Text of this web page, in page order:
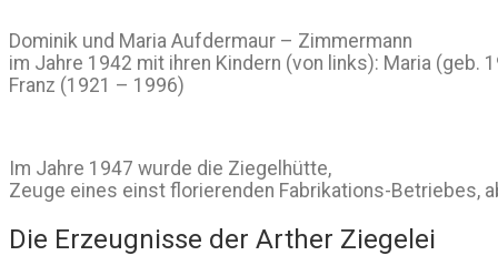
Dominik und Maria Aufdermaur – Zimmermann
im Jahre 1942 mit ihren Kindern (von links): Maria (geb.
Franz (1921 – 1996)
Im Jahre 1947 wurde die Ziegelhütte,
Zeuge eines einst florierenden Fabrikations-Betriebes,
Die Erzeugnisse der Arther Ziegelei